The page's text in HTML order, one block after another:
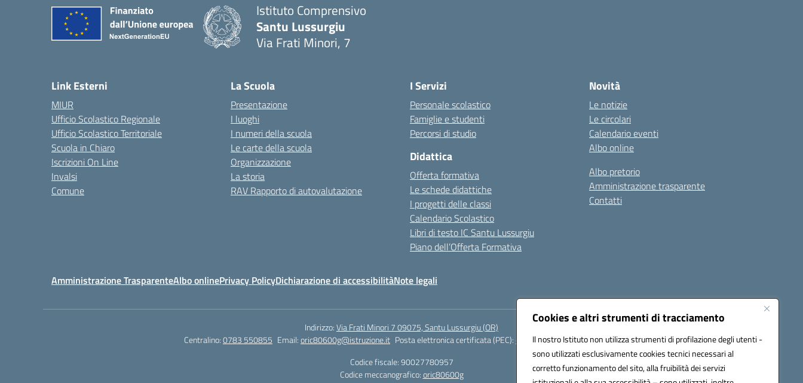
Cookies e altri strumenti di tracciamento
Il nostro Istituto non utilizza strumenti di profilazione degli utenti -
sono utilizzati esclusivamente cookies tecnici necessari al
corretto funzionamento del sito, alla fruibilità dei servizi
Istituto Comprensivo
Santu Lussurgiu
Via Frati Minori, 7
Link Esterni
MIUR
Ufficio Scolastico Regionale
Ufficio Scolastico Territoriale
Scuola in Chiaro
Iscrizioni On Line
Invalsi
Comune
La Scuola
Presentazione
I luoghi
I numeri della scuola
Le carte della scuola
Organizzazione
La storia
RAV Rapporto di autovalutazione
I Servizi
Personale scolastico
Famiglie e studenti
Percorsi di studio
Didattica
Offerta formativa
Le schede didattiche
I progetti delle classi
Calendario Scolastico
Libri di testo IC Santu Lussurgiu
Piano dell’Offerta Formativa
Novità
Le notizie
Le circolari
Calendario eventi
Albo online
Albo pretorio
Amministrazione trasparente
Contatti
Amministrazione TrasparenteAlbo onlinePrivacy PolicyDichiarazione di accessibilitàNote legali
Indirizzo:Via Frati Minori 7 09075, Santu Lussurgiu (OR)
Centralino:0783 550855 Email:oric80600g@istruzione.it Posta elettronica certificata (PEC):oric80600g@pec.istruzione.it
Codice fiscale: 90027780957
Codice meccanografico:oric80600g